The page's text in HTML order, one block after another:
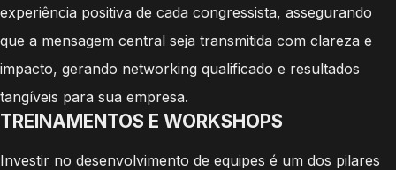
experiência positiva de cada congressista, assegurando
que a mensagem central seja transmitida com clareza e
impacto, gerando networking qualificado e resultados
tangíveis para sua empresa.
TREINAMENTOS E WORKSHOPS
Investir no desenvolvimento de equipes é um dos pilares